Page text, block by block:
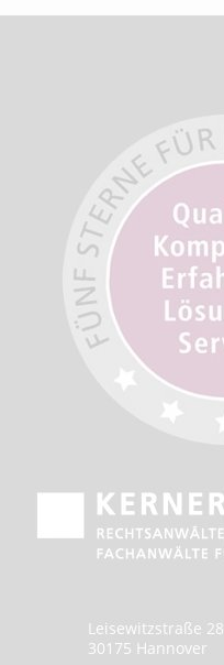
Leisewitzstraße 28
30175 Hannover